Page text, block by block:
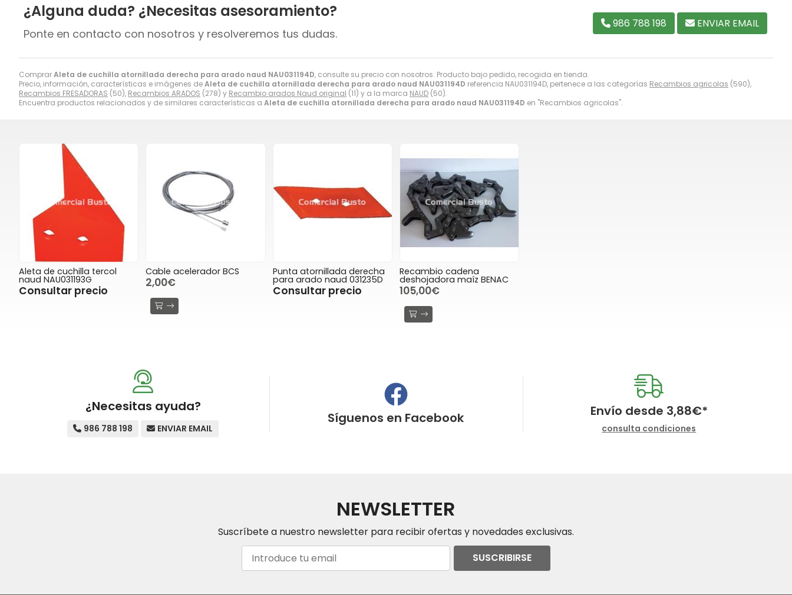
ComprarAleta de cuchilla atornillada derecha para arado naud NAU031194D, consulte su precio con nosotros. Producto bajo pedido, recogida en tienda.
Precio, información, características e imágenes deAleta de cuchilla atornillada derecha para arado naud NAU031194D referencia NAU031194D, pertenece a las categorías Recambios agricolas (590),
Recambios FRESADORAS (50), Recambios ARADOS (278) y Recambio arados Naud original (11) y a la marca NAUD (50).
Encuentra productos relacionados y de similares características a Aleta de cuchilla atornillada derecha para arado naud NAU031194D en "Recambios agricolas".
¿Alguna duda? ¿Necesitas asesoramiento?
Ponte en contacto con nosotros y resolveremos tus dudas.
986 788 198 ENVIAR EMAIL
Aleta de cuchilla tercol
naud NAU031193G
Consultar precio
Cable acelerador BCS
2,00€
Punta atornillada derecha
para arado naud 031235D
Consultar precio
Recambio cadena
deshojadora maíz BENAC
105,00€
¿Necesitas ayuda?
986 788 198 ENVIAR EMAIL
Síguenos en Facebook Envío desde 3,88€*
consulta condiciones
NEWSLETTER
Suscríbete a nuestro newsletter para recibir ofertas y novedades exclusivas.
SUSCRIBIRSE